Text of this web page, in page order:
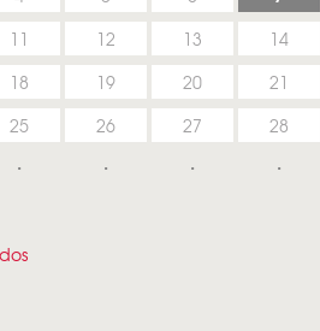
11 12 13 14
18 19 20 21
25 26 27 28